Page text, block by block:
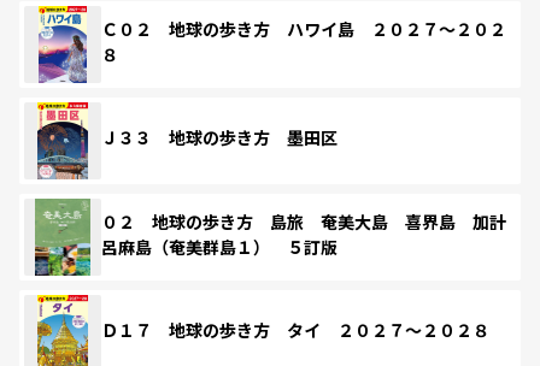
Ｃ０２ 地球の歩き方 ハワイ島 ２０２７～２０２
８
Ｊ３３ 地球の歩き方 墨田区
０２ 地球の歩き方 島旅 奄美大島 喜界島 加計
呂麻島（奄美群島１） ５訂版
Ｄ１７ 地球の歩き方 タイ ２０２７～２０２８